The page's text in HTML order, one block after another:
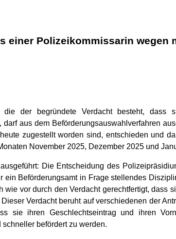
einer Polizeikommissarin
die der begründete Verdacht besteht,
darf aus dem Beförderungsauswahlverfahren
zugestellt worden sind, entschieden und
November 2025, Dezember 2025 und
Die Entscheidung des
Beförderungsamt in Frage stellendes
wie vor durch den Verdacht gerechtfertigt,
Verdacht beruht auf verschiedenen der
sie ihren Geschlechtseintrag und ihren
befördert zu werden.